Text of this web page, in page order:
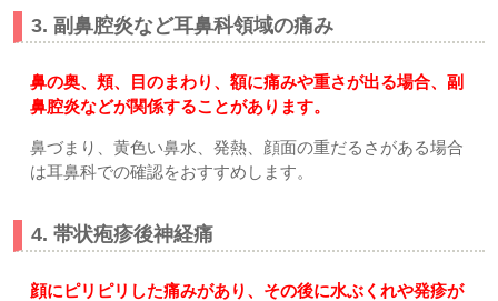
3. 副鼻腔炎など耳鼻科領域の痛み
鼻の奥、頬、目のまわり、額に痛みや重さが出る場合、副
鼻腔炎などが関係することがあります。
鼻づまり、黄色い鼻水、発熱、顔面の重だるさがある場合
は耳鼻科での確認をおすすめします。
4. 帯状疱疹後神経痛
顔にピリピリした痛みがあり、その後に水ぶくれや発疹が